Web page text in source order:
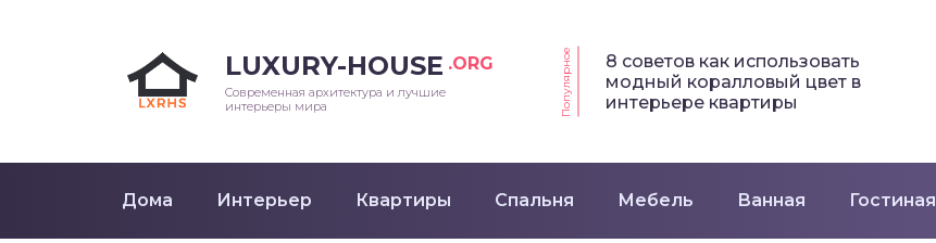
LUXURY-HOUSE .ORG
Современная архитектура и лучшие
интерьеры мира
Популярное
8 советов как использовать
модный коралловый цвет в
интерьере квартиры
Дома Интерьер Квартиры Спальня Мебель Ванная Гостиная